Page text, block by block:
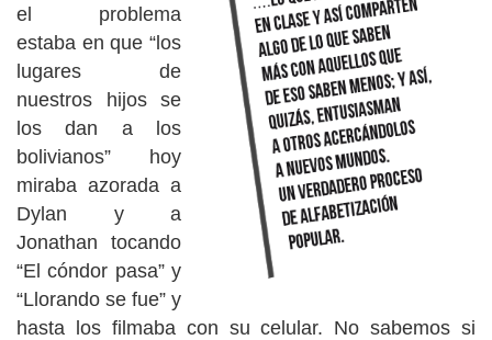
el problema
estaba en que “los
lugares de
nuestros hijos se
los dan a los
bolivianos” hoy
miraba azorada a
Dylan y a
Jonathan tocando
“El cóndor pasa” y
“Llorando se fue” y
hasta los filmaba con su celular. No sabemos si